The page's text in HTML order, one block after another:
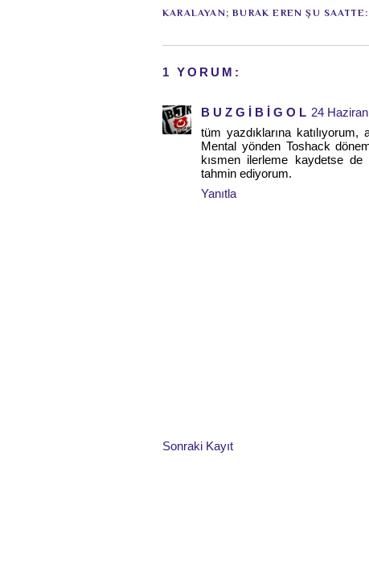
KARALAYAN;BURAK EREN ŞU
1 YORUM:
B U Z G İ B İ G O L 24
tüm yazdıklarına
Mental yönden Toshack
kısmen ilerleme kaydetse de
tahmin ediyorum.
Yanıtla
Sonraki Kayıt